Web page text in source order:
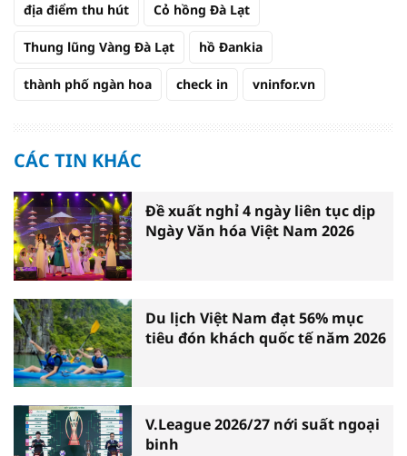
địa điểm thu hút Cỏ hồng Đà Lạt
Thung lũng Vàng Đà Lạt hồ Đankia
thành phố ngàn hoa check in vninfor.vn
CÁC TIN KHÁC
Đề xuất nghỉ 4 ngày liên tục dịp
Ngày Văn hóa Việt Nam 2026
Du lịch Việt Nam đạt 56% mục
tiêu đón khách quốc tế năm 2026
V.League 2026/27 nới suất ngoại
binh